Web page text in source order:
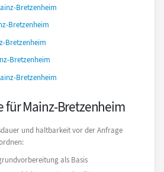
Bretzenheim
Bretzenheim
Bretzenheim
Bretzenheim
Bretzenheim
für Mainz-Bretzenheim
und haltbarkeit vor der Anfrage
als Basis